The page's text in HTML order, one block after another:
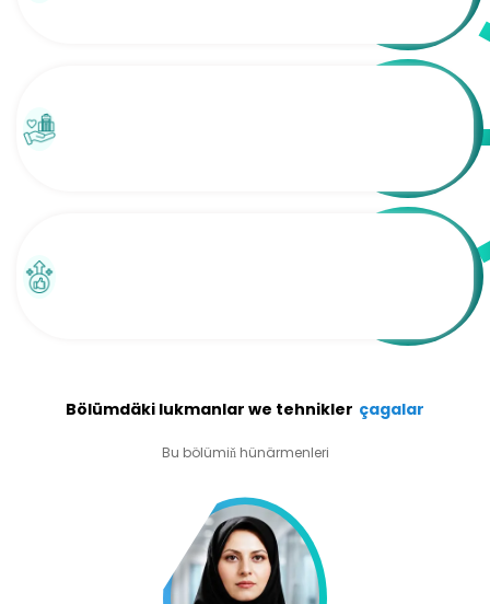
Bölümdäki lukmanlar we tehnikler çagalar
Bu bölümiň hünärmenleri